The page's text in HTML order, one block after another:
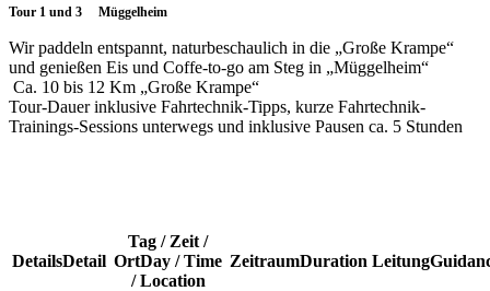
Tour 1 und 3 Müggelheim
Wir paddeln entspannt, naturbeschaulich in die „Große Krampe“
und genießen Eis und Coffe-to-go am Steg in „Müggelheim“
Ca. 10 bis 12 Km „Große Krampe“
Tour-Dauer inklusive Fahrtechnik-Tipps, kurze Fahrtechnik-
Trainings-Sessions unterwegs und inklusive Pausen ca. 5 Stunden
DetailsDetail
Tag / Zeit /
OrtDay / Time
/ Location
ZeitraumDuration Leitung